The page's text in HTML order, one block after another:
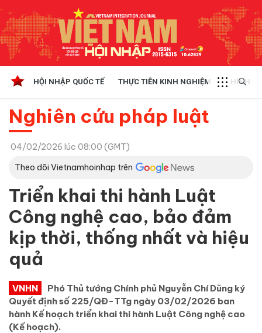
HỘI NHẬP QUỐC TẾ THỰC TIỄN KINH NGHIỆM CHÍNH
Nghiên cứu pháp luật
04/02/2026 lúc 08:00 (GMT)
Theo dõi Vietnamhoinhap trên
Triển khai thi hành Luật
Công nghệ cao, bảo đảm
kịp thời, thống nhất và hiệu
quả
VNHN
Phó Thủ tướng Chính phủ Nguyễn Chí Dũng ký
Quyết định số 225/QĐ-TTg ngày 03/02/2026 ban
hành Kế hoạch triển khai thi hành Luật Công nghệ cao
(Kế hoạch).